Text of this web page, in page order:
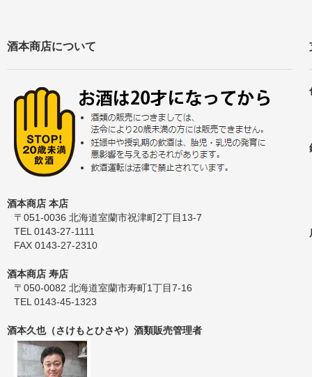
酒本商店について
酒本商店 本店
〒051-0036 北海道室蘭市祝津町2丁目13-7
TEL 0143-27-1111
FAX 0143-27-2310
酒本商店 寿店
〒050-0082 北海道室蘭市寿町1丁目7-16
TEL 0143-45-1323
酒本久也（さけもとひさや）酒類販売管理者